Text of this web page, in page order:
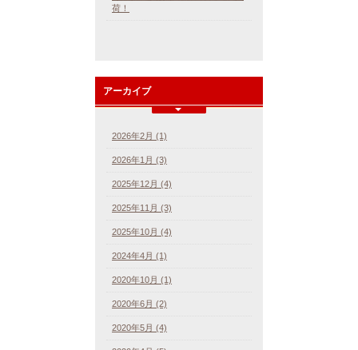
荷！
アーカイブ
2026年2月 (1)
2026年1月 (3)
2025年12月 (4)
2025年11月 (3)
2025年10月 (4)
2024年4月 (1)
2020年10月 (1)
2020年6月 (2)
2020年5月 (4)